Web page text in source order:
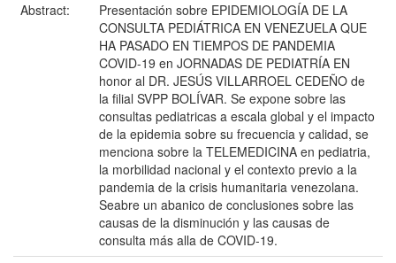
Abstract:
Presentación sobre EPIDEMIOLOGÍA DE LA
CONSULTA PEDIÁTRICA EN VENEZUELA QUE
HA PASADO EN TIEMPOS DE PANDEMIA
COVID-19 en JORNADAS DE PEDIATRÍA EN
honor al DR. JESÚS VILLARROEL CEDEÑO de
la filial SVPP BOLÍVAR. Se expone sobre las
consultas pediatricas a escala global y el impacto
de la epidemia sobre su frecuencia y calidad, se
menciona sobre la TELEMEDICINA en pediatria,
la morbilidad nacional y el contexto previo a la
pandemia de la crisis humanitaria venezolana.
Seabre un abanico de conclusiones sobre las
causas de la disminución y las causas de
consulta más alla de COVID-19.